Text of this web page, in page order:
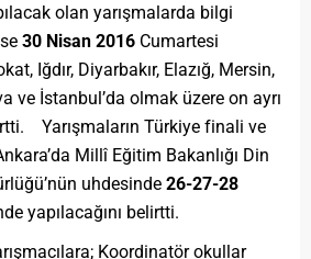
olan yarışmalarda bilgi
30 Nisan 2016 Cumartesi
Iğdır, Diyarbakır, Elazığ, Mersin,
ve İstanbul’da olmak üzere on ayrı
Yarışmaların Türkiye finali ve
Millî Eğitim Bakanlığı Din
uhdesinde 26-27-28
yapılacağını belirtti.
Koordinatör okullar